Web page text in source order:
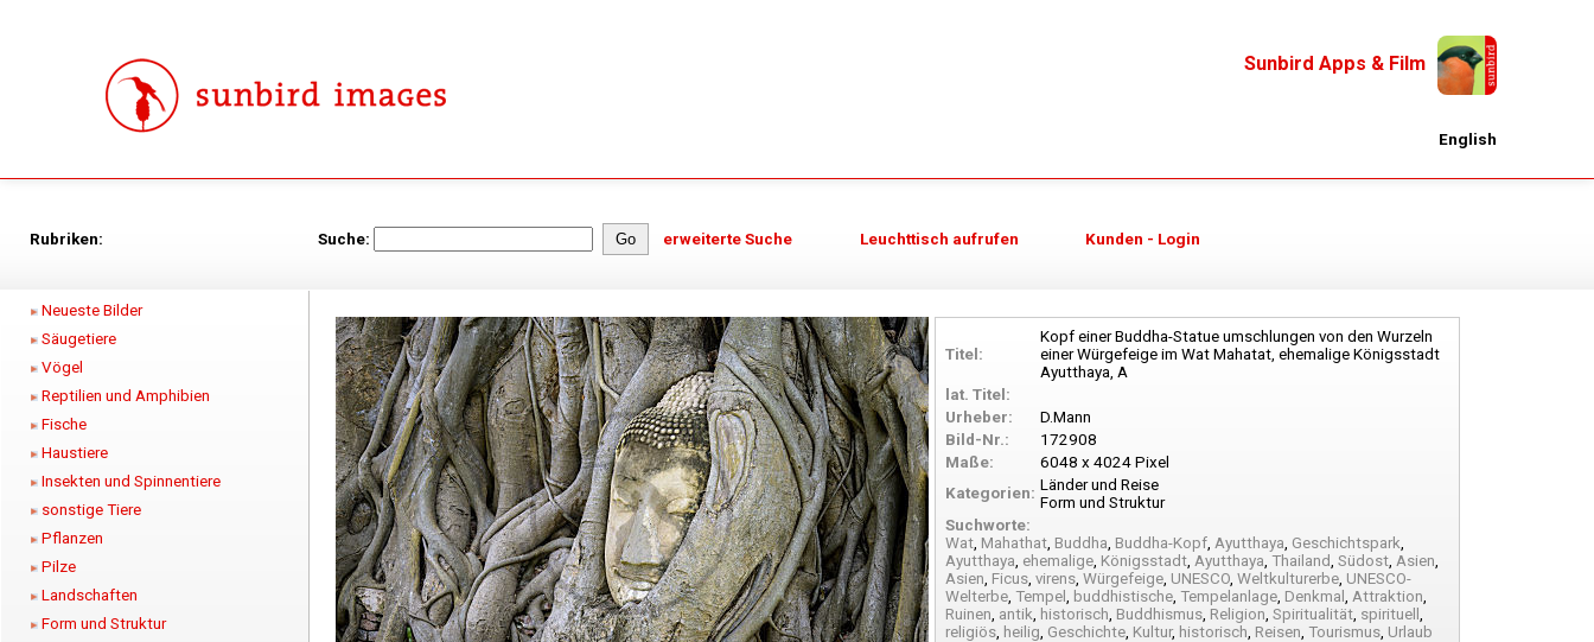
Sunbird Apps & Film
English
Rubriken: Suche: erweiterte Suche Leuchttisch aufrufen Kunden - Login
Neueste Bilder
Säugetiere
Vögel
Reptilien und Amphibien
Fische
Haustiere
Insekten und Spinnentiere
sonstige Tiere
Pflanzen
Pilze
Landschaften
Form und Struktur
Titel:
Kopf einer Buddha-Statue umschlungen von den Wurzeln
einer Würgefeige im Wat Mahatat, ehemalige Königsstadt
Ayutthaya, A
lat. Titel:
Urheber:
D.Mann
Bild-Nr.:
172908
Maße:
6048 x 4024 Pixel
Kategorien: Länder und Reise
Form und Struktur
Suchworte:
Wat, Mahathat, Buddha, Buddha-Kopf, Ayutthaya, Geschichtspark,
Ayutthaya, ehemalige, Königsstadt, Ayutthaya, Thailand, Südost, Asien,
Asien, Ficus, virens, Würgefeige, UNESCO, Weltkulturerbe, UNESCO-
Welterbe, Tempel , buddhistische, Tempelanlage, Denkmal , Attraktion,
Ruinen, antik, historisch, Buddhismus, Religion, Spiritualität, spirituell ,
religiös, heilig, Geschichte, Kultur, historisch, Reisen, Tourismus, Urlaub